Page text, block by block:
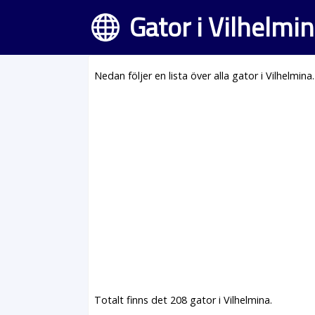
Gator i
Nedan följer en lista över alla gator i Vilhelmina.
Totalt finns det 208 gator i Vilhelmina.